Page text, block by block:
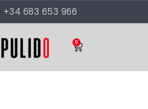
+34 683 653 966
0